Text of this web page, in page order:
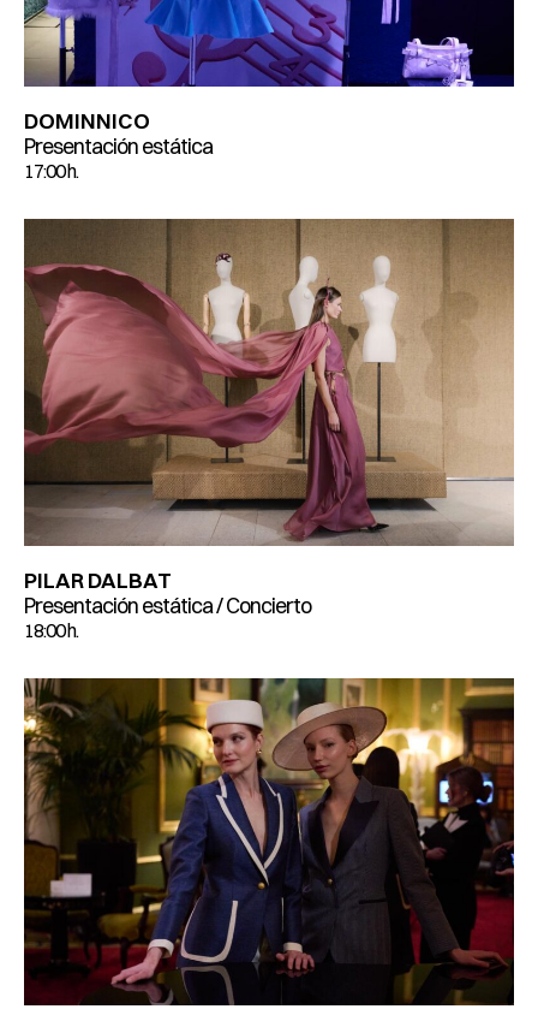
DOMINNICO
Presentación estática
17:00 h.
PILAR DALBAT
Presentación estática / Concierto
18:00 h.